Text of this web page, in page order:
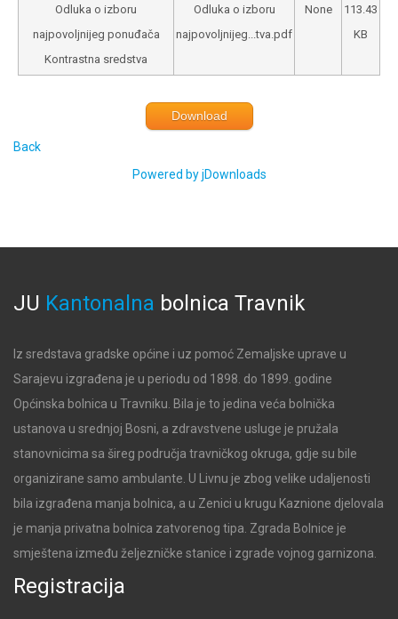
Odluka o izboru
najpovoljnijeg ponuđača
Kontrastna sredstva
Odluka o izboru
najpovoljnijeg...tva.pdf
None
113.43
KB
Download
Back
Powered by jDownloads
JU Kantonalna bolnica Travnik
Iz sredstava gradske općine i uz pomoć Zemaljske uprave u
Sarajevu izgrađena je u periodu od 1898. do 1899. godine
Općinska bolnica u Travniku. Bila je to jedina veća bolnička
ustanova u srednjoj Bosni, a zdravstvene usluge je pružala
stanovnicima sa šireg područja travničkog okruga, gdje su bile
organizirane samo ambulante. U Livnu je zbog velike udaljenosti
bila izgrađena manja bolnica, a u Zenici u krugu Kaznione djelovala
je manja privatna bolnica zatvorenog tipa. Zgrada Bolnice je
smještena između željezničke stanice i zgrade vojnog garnizona.
Registracija